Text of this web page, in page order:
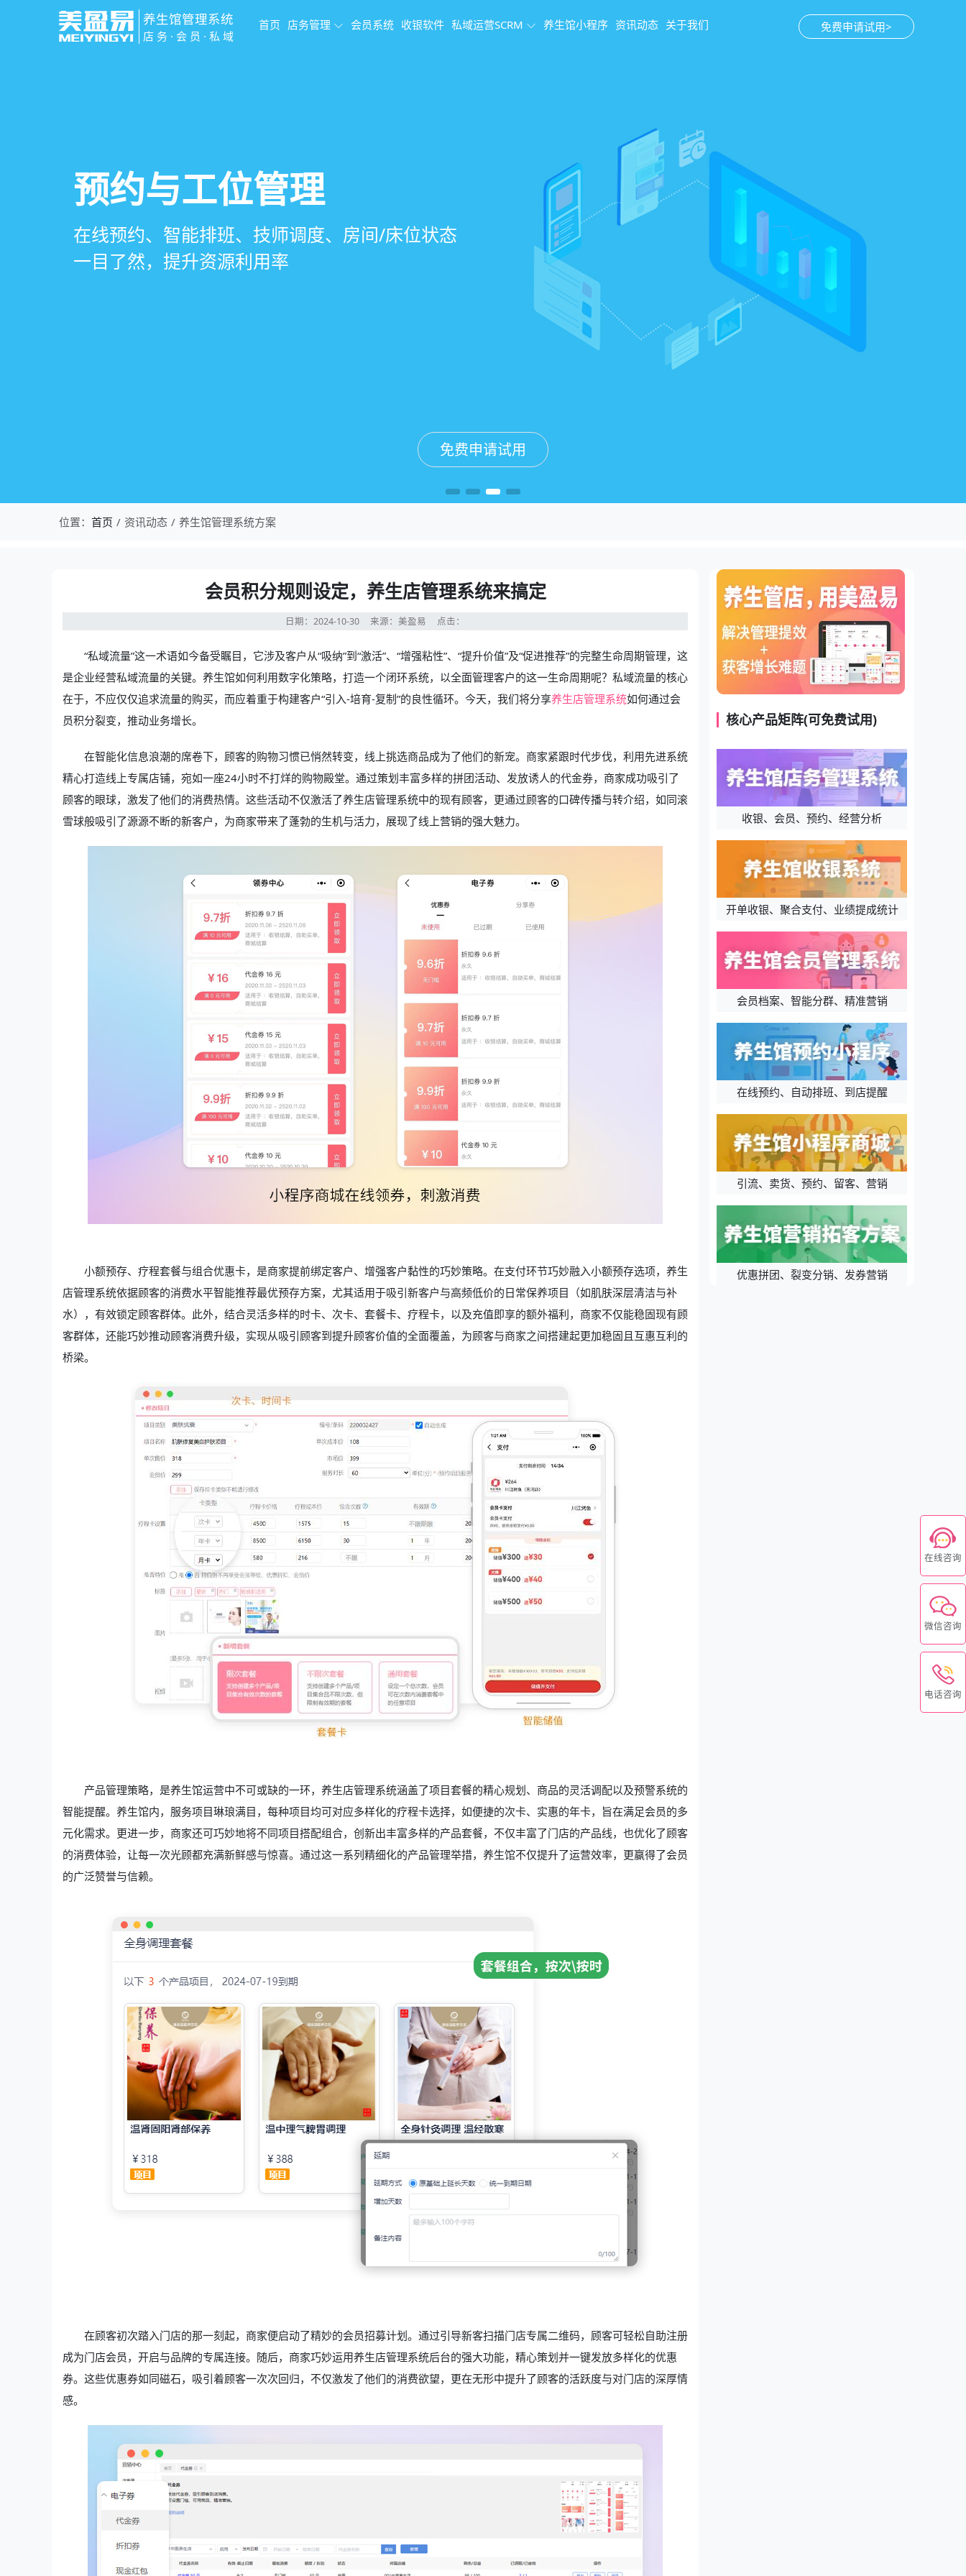
养生馆管理系统
店务·会员·私域
免费申请试用>
首页 店务管理 会员系统 收银软件 私域运营SCRM 养生馆小程序 资讯动态 关于我们
智慧养生馆管理系统
一站式解决养生馆预约、服务、会员、财务、营
销全流程数字化管理
免费申请试用
会员营销&锁客
会员积分、套餐定制、精准营销、客户关怀，提
升复购率与客单价
免费申请试用
预约与工位管理
在线预约、智能排班、技师调度、房间/床位状态
一目了然，提升资源利用率
免费申请试用
健康档案与效果追踪
客户体质记录、服务方案执行、效果对比，数据
化展示服务价值
免费申请试用
位置： 首页 资讯动态 养生馆管理系统方案
会员积分规则设定，养生店管理系统来搞定
日期：2024-10-30 来源：美盈易 点击：
“私域流量”这一术语如今备受瞩目，它涉及客户从“吸纳”到“激活”、“增强粘性”、“提升价值”及“促进推荐”的完整生命周期管理，这
是企业经营私域流量的关键。养生馆如何利用数字化策略，打造一个闭环系统，以全面管理客户的这一生命周期呢？私域流量的核心
在于，不应仅仅追求流量的购买，而应着重于构建客户“引入-培育-复制”的良性循环。今天，我们将分享养生店管理系统如何通过会
员积分裂变，推动业务增长。
在智能化信息浪潮的席卷下，顾客的购物习惯已悄然转变，线上挑选商品成为了他们的新宠。商家紧跟时代步伐，利用先进系统
精心打造线上专属店铺，宛如一座24小时不打烊的购物殿堂。通过策划丰富多样的拼团活动、发放诱人的代金券，商家成功吸引了
顾客的眼球，激发了他们的消费热情。这些活动不仅激活了养生店管理系统中的现有顾客，更通过顾客的口碑传播与转介绍，如同滚
雪球般吸引了源源不断的新客户，为商家带来了蓬勃的生机与活力，展现了线上营销的强大魅力。
小额预存、疗程套餐与组合优惠卡，是商家提前绑定客户、增强客户黏性的巧妙策略。在支付环节巧妙融入小额预存选项，养生
店管理系统依据顾客的消费水平智能推荐最优预存方案，尤其适用于吸引新客户与高频低价的日常保养项目（如肌肤深层清洁与补
水），有效锁定顾客群体。此外，结合灵活多样的时卡、次卡、套餐卡、疗程卡，以及充值即享的额外福利，商家不仅能稳固现有顾
客群体，还能巧妙推动顾客消费升级，实现从吸引顾客到提升顾客价值的全面覆盖，为顾客与商家之间搭建起更加稳固且互惠互利的
桥梁。
产品管理策略，是养生馆运营中不可或缺的一环，养生店管理系统涵盖了项目套餐的精心规划、商品的灵活调配以及预警系统的
智能提醒。养生馆内，服务项目琳琅满目，每种项目均可对应多样化的疗程卡选择，如便捷的次卡、实惠的年卡，旨在满足会员的多
元化需求。更进一步，商家还可巧妙地将不同项目搭配组合，创新出丰富多样的产品套餐，不仅丰富了门店的产品线，也优化了顾客
的消费体验，让每一次光顾都充满新鲜感与惊喜。通过这一系列精细化的产品管理举措，养生馆不仅提升了运营效率，更赢得了会员
的广泛赞誉与信赖。
在顾客初次踏入门店的那一刻起，商家便启动了精妙的会员招募计划。通过引导新客扫描门店专属二维码，顾客可轻松自助注册
成为门店会员，开启与品牌的专属连接。随后，商家巧妙运用养生店管理系统后台的强大功能，精心策划并一键发放多样化的优惠
券。这些优惠券如同磁石，吸引着顾客一次次回归，不仅激发了他们的消费欲望，更在无形中提升了顾客的活跃度与对门店的深厚情
感。
核心产品矩阵(可免费试用)
收银、会员、预约、经营分析
开单收银、聚合支付、业绩提成统计
会员档案、智能分群、精准营销
在线预约、自动排班、到店提醒
引流、卖货、预约、留客、营销
优惠拼团、裂变分销、发券营销
在线咨询
微信咨询
电话咨询